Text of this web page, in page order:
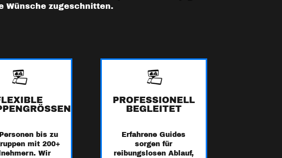
Wünsche zugeschnitten.
bis zu
mit 200+
Wir
PROFESSIONELL
BEGLEITET
Erfahrene Guides
sorgen für
reibungslosen Ablauf,